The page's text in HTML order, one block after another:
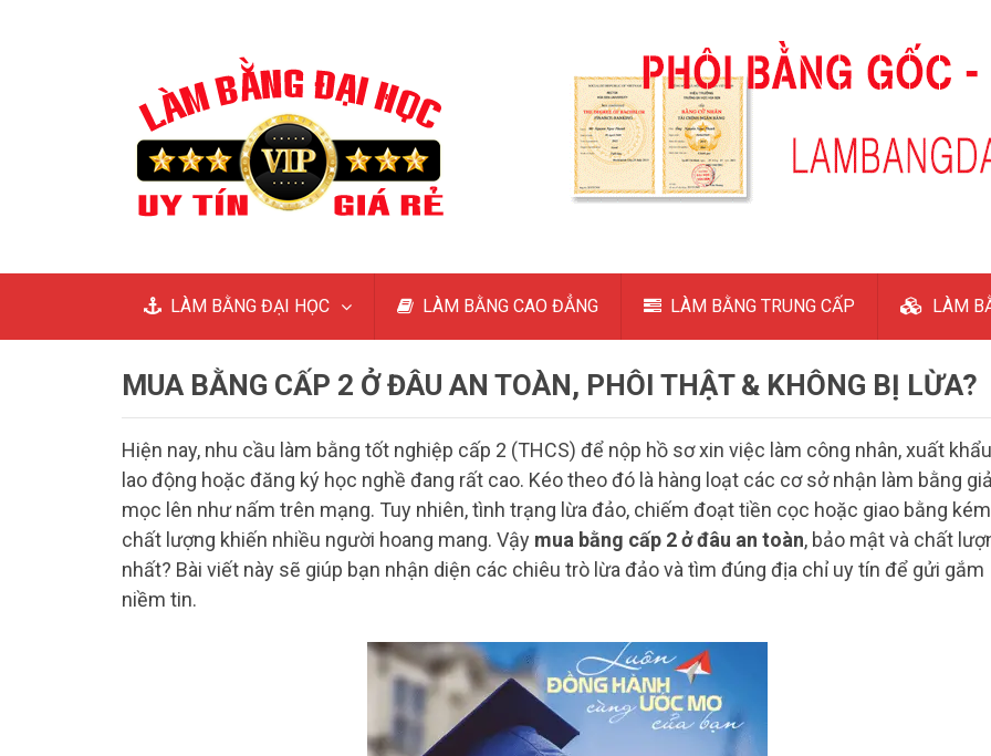
LÀM BẰNG ĐẠI HỌC LÀM BẰNG CAO ĐẲNG LÀM BẰNG TRUNG CẤP LÀM
MUA BẰNG CẤP 2 Ở ĐÂU AN TOÀN, PHÔI THẬT & KHÔNG BỊ LỪA?
Hiện nay, nhu cầu làm bằng tốt nghiệp cấp 2 (THCS) để nộp hồ sơ xin việc làm công nhân, xuất khẩu
lao động hoặc đăng ký học nghề đang rất cao. Kéo theo đó là hàng loạt các cơ sở nhận làm bằng
mọc lên như nấm trên mạng. Tuy nhiên, tình trạng lừa đảo, chiếm đoạt tiền cọc hoặc giao bằng kém
chất lượng khiến nhiều người hoang mang. Vậy mua bằng cấp 2 ở đâu an toàn, bảo mật và chất
nhất? Bài viết này sẽ giúp bạn nhận diện các chiêu trò lừa đảo và tìm đúng địa chỉ uy tín để gửi gắm
niềm tin.